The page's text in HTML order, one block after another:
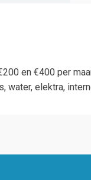
en €400 per
water, elektra,